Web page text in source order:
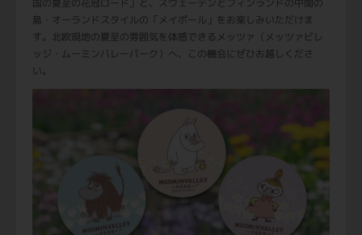
国の夏至の花冠ロード」と、スウェーデンとフィンランドの中間の
島・オーランドスタイルの「メイポール」をお楽しみいただけま
す。北欧現地の夏至の雰囲気を体感できるメッツァ（メッツァビレ
ッジ・ムーミンバレーパーク）へ、この機会にぜひお越しくださ
い。